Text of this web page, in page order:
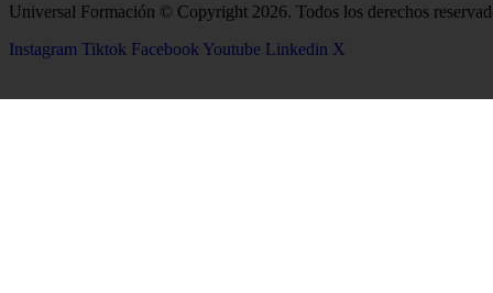
Universal Formación © Copyright 2026. Todos los derechos
Instagram Tiktok Facebook Youtube Linkedin X